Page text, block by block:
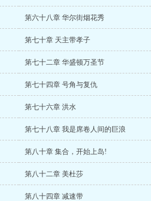
第六十八章 华尔街烟花秀
第七十章 天主带孝子
第七十二章 华盛顿万圣节
第七十四章 号角与复仇
第七十六章 洪水
第七十八章 我是席卷人间的巨浪
第八十章 集合，开始上岛!
第八十二章 美杜莎
第八十四章 减速带